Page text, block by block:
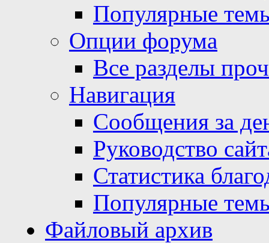
Популярные
Опции форума
Все разделы
Навигация
Сообщения за
Руководство
Статистика
Популярные
Файловый архив